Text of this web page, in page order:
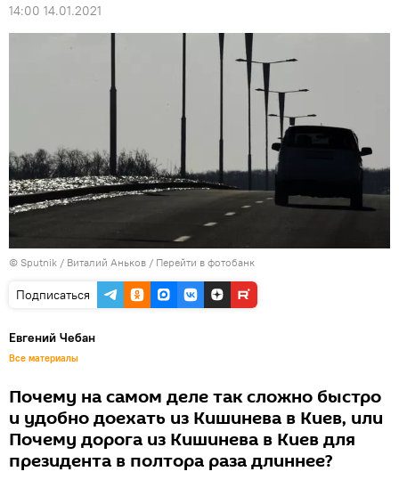
14:00 14.01.2021
© Sputnik / Виталий Аньков / Перейти в фотобанк
Подписаться
Евгений Чебан
Все материалы
Почему на самом деле так сложно быстро
и удобно доехать из Кишинева в Киев, или
Почему дорога из Кишинева в Киев для
президента в полтора раза длиннее?